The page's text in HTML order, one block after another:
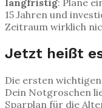
15 Jahren und
Zeitraum wirklich
Jetzt heißt
Die ersten
Dein Notgroschen
Sparplan für die